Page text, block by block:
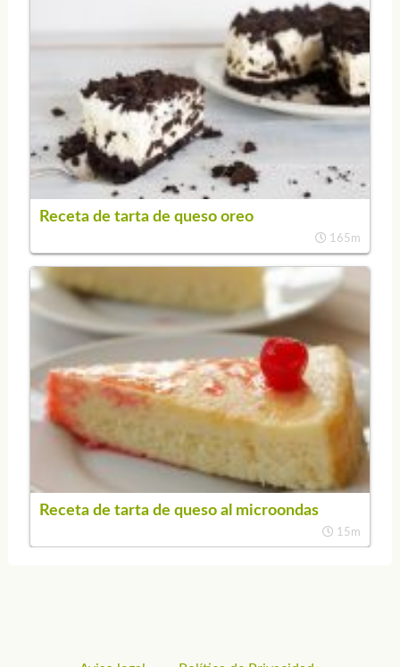
Receta de tarta de queso oreo
165m
Receta de tarta de queso al microondas
15m